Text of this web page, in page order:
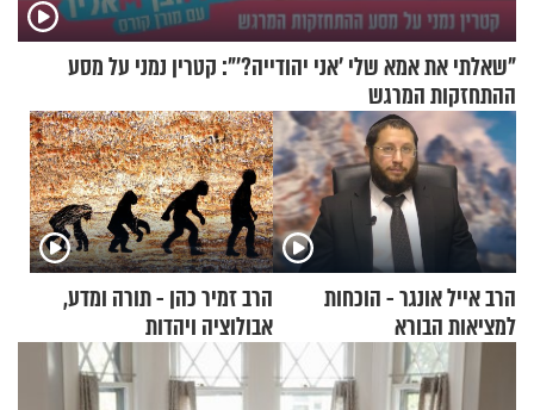
"שאלתי את אמא שלי 'אני יהודייה?'": קטרין נמני על מסע
ההתחזקות המרגש
הרב אייל אונגר - הוכחות
למציאות הבורא
הרב זמיר כהן - תורה ומדע,
אבולוציה ויהדות